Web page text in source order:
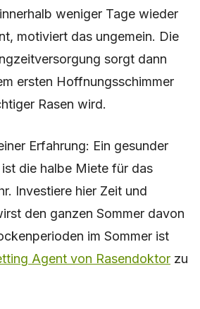
weniger Tage wieder
motiviert das ungemein. Die
sorgt dann
ersten Hoffnungsschimmer
Rasen wird.
Erfahrung: Ein gesunder
ist die halbe Miete für das
Investiere hier Zeit und
den ganzen Sommer davon
im Sommer ist
Agent von Rasendoktor zu